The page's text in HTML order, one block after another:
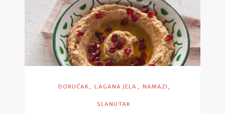
DORUČAK, LAGANA JELA , NAMAZI ,
SLANUTAK